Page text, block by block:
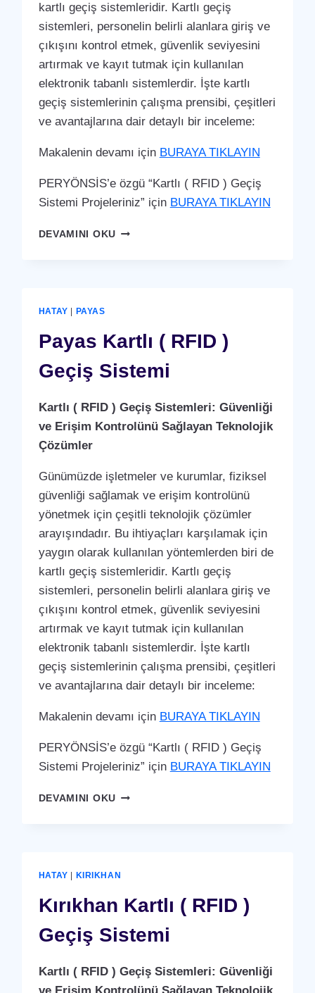
kartlı geçiş sistemleridir. Kartlı geçiş
sistemleri, personelin belirli alanlara giriş ve
çıkışını kontrol etmek, güvenlik seviyesini
artırmak ve kayıt tutmak için kullanılan
elektronik tabanlı sistemlerdir. İşte kartlı
geçiş sistemlerinin çalışma prensibi, çeşitleri
ve avantajlarına dair detaylı bir inceleme:
Makalenin devamı için BURAYA TIKLAYIN
PERYÖNSİS’e özgü “Kartlı ( RFID ) Geçiş
Sistemi Projeleriniz” için BURAYA TIKLAYIN
DEVAMINI OKUREYHANLI
HATAY PAYAS
Payas Kartlı ( RFID )
Geçiş Sistemi
Kartlı ( RFID ) Geçiş Sistemleri: Güvenliği
ve Erişim Kontrolünü Sağlayan Teknolojik
Çözümler
Günümüzde işletmeler ve kurumlar, fiziksel
güvenliği sağlamak ve erişim kontrolünü
yönetmek için çeşitli teknolojik çözümler
arayışındadır. Bu ihtiyaçları karşılamak için
yaygın olarak kullanılan yöntemlerden biri de
kartlı geçiş sistemleridir. Kartlı geçiş
sistemleri, personelin belirli alanlara giriş ve
çıkışını kontrol etmek, güvenlik seviyesini
artırmak ve kayıt tutmak için kullanılan
elektronik tabanlı sistemlerdir. İşte kartlı
geçiş sistemlerinin çalışma prensibi, çeşitleri
ve avantajlarına dair detaylı bir inceleme:
Makalenin devamı için BURAYA TIKLAYIN
PERYÖNSİS’e özgü “Kartlı ( RFID ) Geçiş
Sistemi Projeleriniz” için BURAYA TIKLAYIN
DEVAMINI OKUPAYAS
HATAY KIRIKHAN
Kırıkhan Kartlı ( RFID )
Geçiş Sistemi
Kartlı ( RFID ) Geçiş Sistemleri: Güvenliği